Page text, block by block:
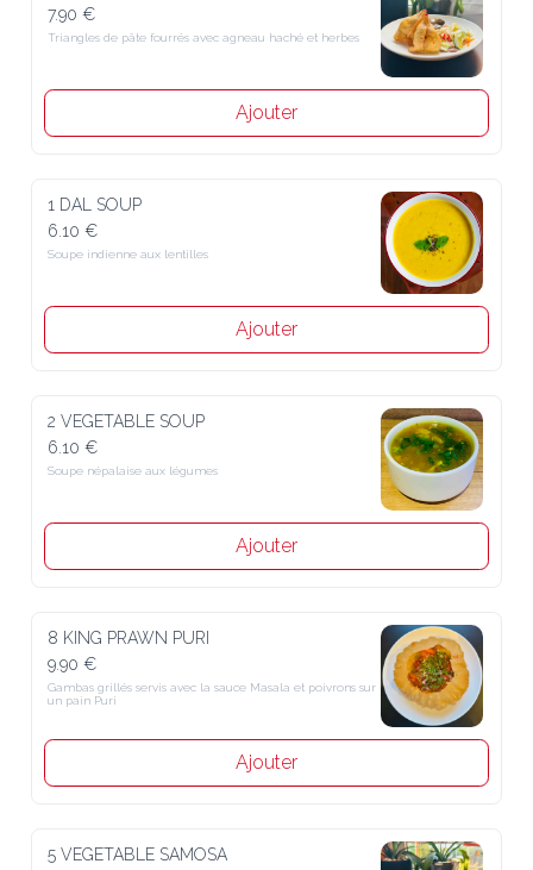
7.90 €
Triangles de pâte fourrés avec agneau haché et herbes
Ajouter
1 DAL SOUP
6.10 €
Soupe indienne aux lentilles
Ajouter
2 VEGETABLE SOUP
6.10 €
Soupe népalaise aux légumes
Ajouter
8 KING PRAWN PURI
9.90 €
Gambas grillés servis avec la sauce Masala et poivrons sur
un pain Puri
Ajouter
5 VEGETABLE SAMOSA